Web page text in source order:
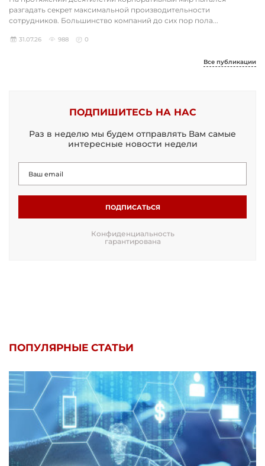
разгадать секрет максимальной производительности
сотрудников. Большинство компаний до сих пор пола...
31.07.26 988 0
Все публикации
ПОДПИШИТЕСЬ НА НАС
Раз в неделю мы будем отправлять Вам самые
интересные новости недели
ПОДПИСАТЬСЯ
Конфиденциальность
гарантирована
ПОПУЛЯРНЫЕ СТАТЬИ